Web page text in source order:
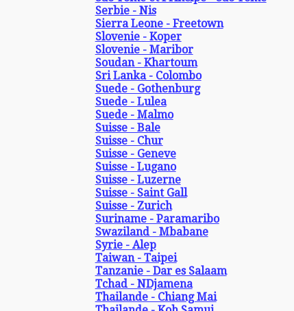
Serbie - Nis
Sierra Leone - Freetown
Slovenie - Koper
Slovenie - Maribor
Soudan - Khartoum
Sri Lanka - Colombo
Suede - Gothenburg
Suede - Lulea
Suede - Malmo
Suisse - Bale
Suisse - Chur
Suisse - Geneve
Suisse - Lugano
Suisse - Luzerne
Suisse - Saint Gall
Suisse - Zurich
Suriname - Paramaribo
Swaziland - Mbabane
Syrie - Alep
Taiwan - Taipei
Tanzanie - Dar es Salaam
Tchad - NDjamena
Thailande - Chiang Mai